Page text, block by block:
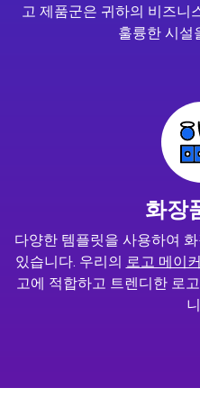
고 제품군은 귀하의 비즈니
훌륭한 시설
화장
다양한 템플릿을 사용하여
있습니다. 우리의 로고 메이커
고에 적합하고 트렌디한 로